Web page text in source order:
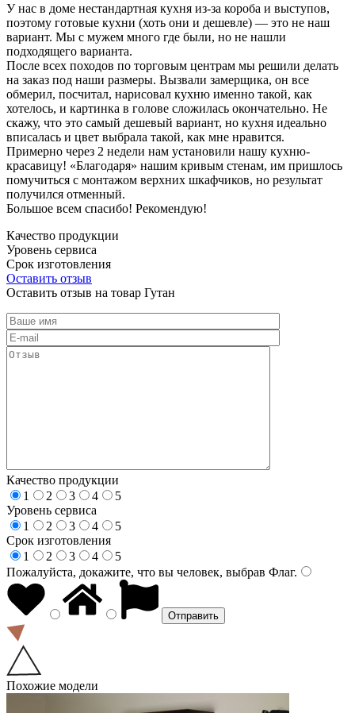
У нас в доме нестандартная кухня из-за короба и выступов,
поэтому готовые кухни (хоть они и дешевле) — это не наш
вариант. Мы с мужем много где были, но не нашли
подходящего варианта.
После всех походов по торговым центрам мы решили делать
на заказ под наши размеры. Вызвали замерщика, он все
обмерил, посчитал, нарисовал кухню именно такой, как
хотелось, и картинка в голове сложилась окончательно. Не
скажу, что это самый дешевый вариант, но кухня идеально
вписалась и цвет выбрала такой, как мне нравится.
Примерно через 2 недели нам установили нашу кухню-
красавицу! «Благодаря» нашим кривым стенам, им пришлось
помучиться с монтажом верхних шкафчиков, но результат
получился отменный.
Большое всем спасибо! Рекомендую!
Качество продукции
Уровень сервиса
Срок изготовления
Оставить отзыв
Оставить отзыв на товар Гутан
Качество продукции
1
2 3 4
5
Уровень сервиса
1
2 3 4
5
Срок изготовления
1
2 3 4
5
Пожалуйста, докажите, что вы человек, выбрав Флаг.
Похожие модели